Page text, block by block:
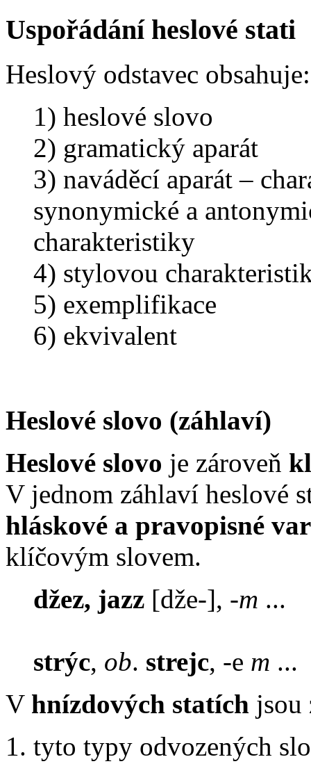
Uspořádání heslové stati
Heslový odstavec obsahuje:
1) heslové slovo
2) gramatický aparát
3) naváděcí aparát –
synonymické a
charakteristiky
4) stylovou
5) exemplifikace
6) ekvivalent
Heslové slovo (záhlaví)
Heslové slovo je zároveň
V jednom záhlaví heslové
hláskové a pravopisné
klíčovým slovem.
džez, jazz [dže-], -m ...
strýc, ob. strejc, -e m ...
V hnízdových statích jsou
1. tyto typy odvozených